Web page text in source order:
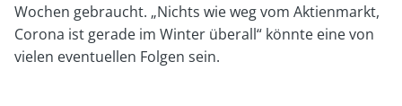
Wochen gebraucht. „Nichts wie weg vom Aktienmarkt,
Corona ist gerade im Winter überall“ könnte eine von
vielen eventuellen Folgen sein.